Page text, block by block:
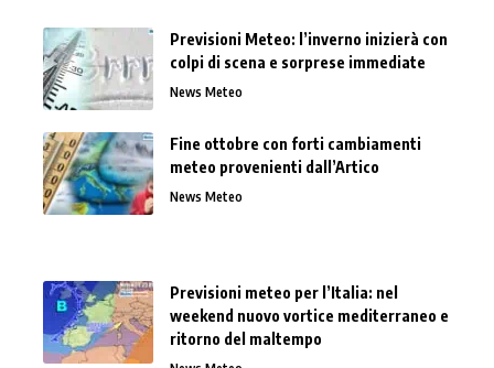
Previsioni Meteo: l’inverno inizierà con
colpi di scena e sorprese immediate
News Meteo
Fine ottobre con forti cambiamenti
meteo provenienti dall’Artico
News Meteo
Previsioni meteo per l’Italia: nel
weekend nuovo vortice mediterraneo e
ritorno del maltempo